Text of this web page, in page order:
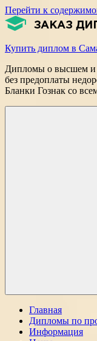
Перейти к
Купить диплом в
Дипломы о высшем и
без предоплаты
Бланки Гознак со
Главная
Дипломы по
Информация